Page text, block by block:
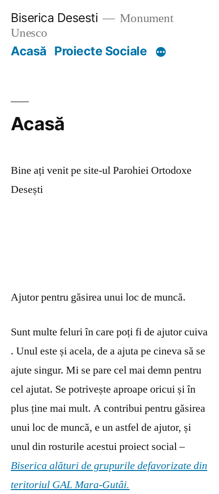
content
Biserica Desesti
Monument
Unesco
Acasă Proiecte Sociale
Acasă
Bine ați venit pe site-ul Parohiei Ortodoxe
Desești
Ajutor pentru găsirea unui loc de muncă.
Sunt multe feluri în care poți fi de ajutor cuiva
. Unul este și acela, de a ajuta pe cineva să se
ajute singur. Mi se pare cel mai demn pentru
cel ajutat. Se potrivește aproape oricui și în
plus ține mai mult. A contribui pentru găsirea
unui loc de muncă, e un astfel de ajutor, și
unul din rosturile acestui proiect social –
Biserica alături de grupurile defavorizate din
teritoriul GAL Mara-Gutâi.